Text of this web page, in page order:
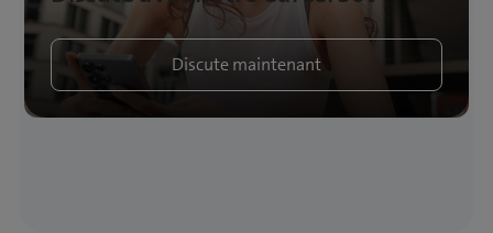
Discute maintenant